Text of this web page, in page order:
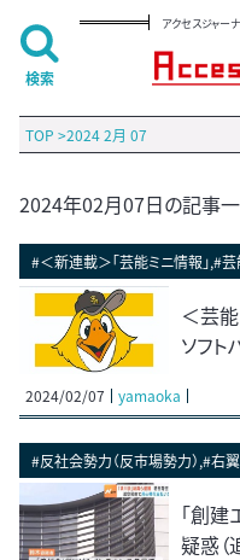
アクセスジャ
TOP >2024 2月 07
2024年02月07日の記事
#＜新連載＞「芸能ミニ情報」,#芸
＜芸
ソフト
2024/02/07 yamaoka
#反社会勢力（反市場勢力）,#右
「創
疑惑（
検索